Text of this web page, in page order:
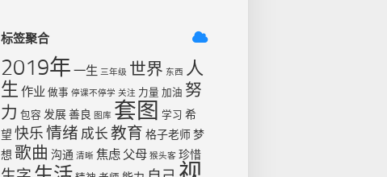
标签聚合
2019年 一生 三年级 世界 东西 人
生 作业 做事 停课不停学 关注 力量 加油 努
力 包容 发展善良 图库 套图 学习 希
望 快乐情绪 成长 教育 格子老师梦
想 歌曲 沟通 清晰 焦虑 父母 猴头客 珍惜